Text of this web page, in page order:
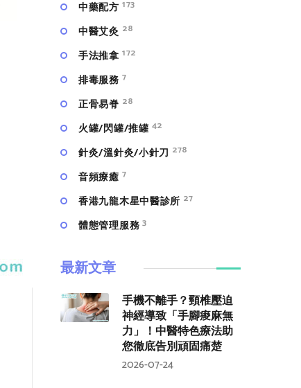
中藥配方 173
中醫艾灸 28
手法推拿 172
排毒服務 7
正骨易脊 28
火罐/閃罐/推罐 42
針灸/溫針灸/小針刀 278
⾳頻療癒 7
香港九龍木星中醫診所 27
體態管理服務 3
最新文章
手機不離手？頸椎壓迫
神經導致「手腳痠麻無
力」！中醫特色療法助
您徹底告別頑固痛楚
2026-07-24